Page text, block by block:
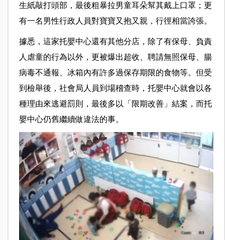
生紙敲打頭部，最後粗暴拉男童耳朵幫其戴上口罩；更
有一名男性行政人員對寶寶又抱又親，行徑相當誇張。
據悉，這家托嬰中心還有其他分店，除了有保母、負責
人虐童的行為以外，更被爆出超收、聘請無照保母、腸
病毒不通報、冰箱內有許多過保存期限的食物等。但受
到檢舉後，社會局人員到場稽查時，托嬰中心就會以各
種理由來逃避罰則，最後多以「限期改善」結案，而托
嬰中心仍舊繼續做違法的事。